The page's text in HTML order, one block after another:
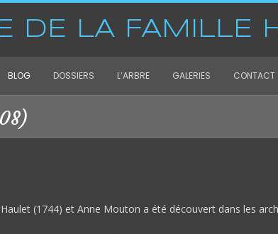
DE LA FAMILLE
BLOG DOSSIERS L’ARBRE GALERIES CONTACT
(1744) et Anne Mouton a été découvert dans les